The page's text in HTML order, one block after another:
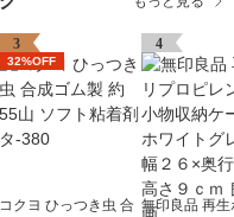
3
32%OFF
コクヨ ひっつき虫 合
4
無印良品 再生